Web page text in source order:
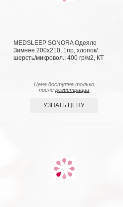
MEDSLEEP SONORA Одеяло
Зимнее 200х210, 1пр, хлопок/
шерсть/микровол.; 400 гр/м2, КТ
Цена доступна только
послерегистрации
УЗНАТЬ ЦЕНУ